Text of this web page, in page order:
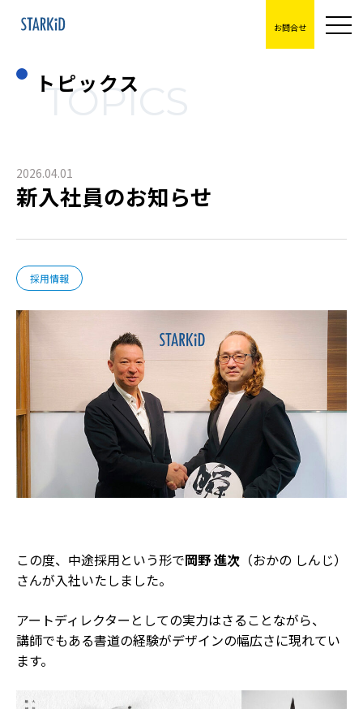
お問合せ
トピックス
TOPICS
2026.04.01
新入社員のお知らせ
採用情報
この度、中途採用という形で岡野 進次 （おかの しんじ）
さんが入社いたしました。
アートディレクターとしての実力はさることながら、
講師でもある書道の経験がデザインの幅広さに現れてい
ます。